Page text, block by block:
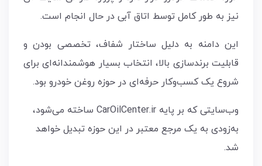
نیز به طور کامل توسط اتاق آبی در حال انجام است.
این دامنه به دلیل ساختار شفاف، تخصصی بودن و
قابلیت برند‌سازی بالا، انتخاب بسیار هوشمندانه‌ای برای
شروع یک کسب‌وکار حرفه‌ای در حوزه روغن خودرو بود.
وب‌سایتی که بر پایه CarOilCenter.ir ساخته می‌شود،
به‌زودی به یک مرجع معتبر در این حوزه تبدیل خواهد
شد.